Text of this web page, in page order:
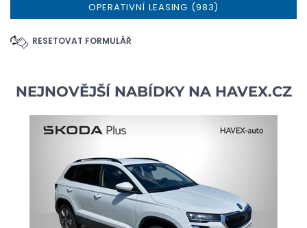
OPERATIVNÍ LEASING (983)
RESETOVAT FORMULÁŘ
NEJNOVĚJŠÍ NABÍDKY NA HAVEX.CZ